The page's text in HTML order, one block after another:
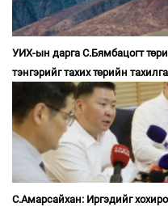
УИХ-ын дарга С.Бямбацогт
тэнгэрийг тахих төрийн
С.Амарсайхан: Иргэдийг